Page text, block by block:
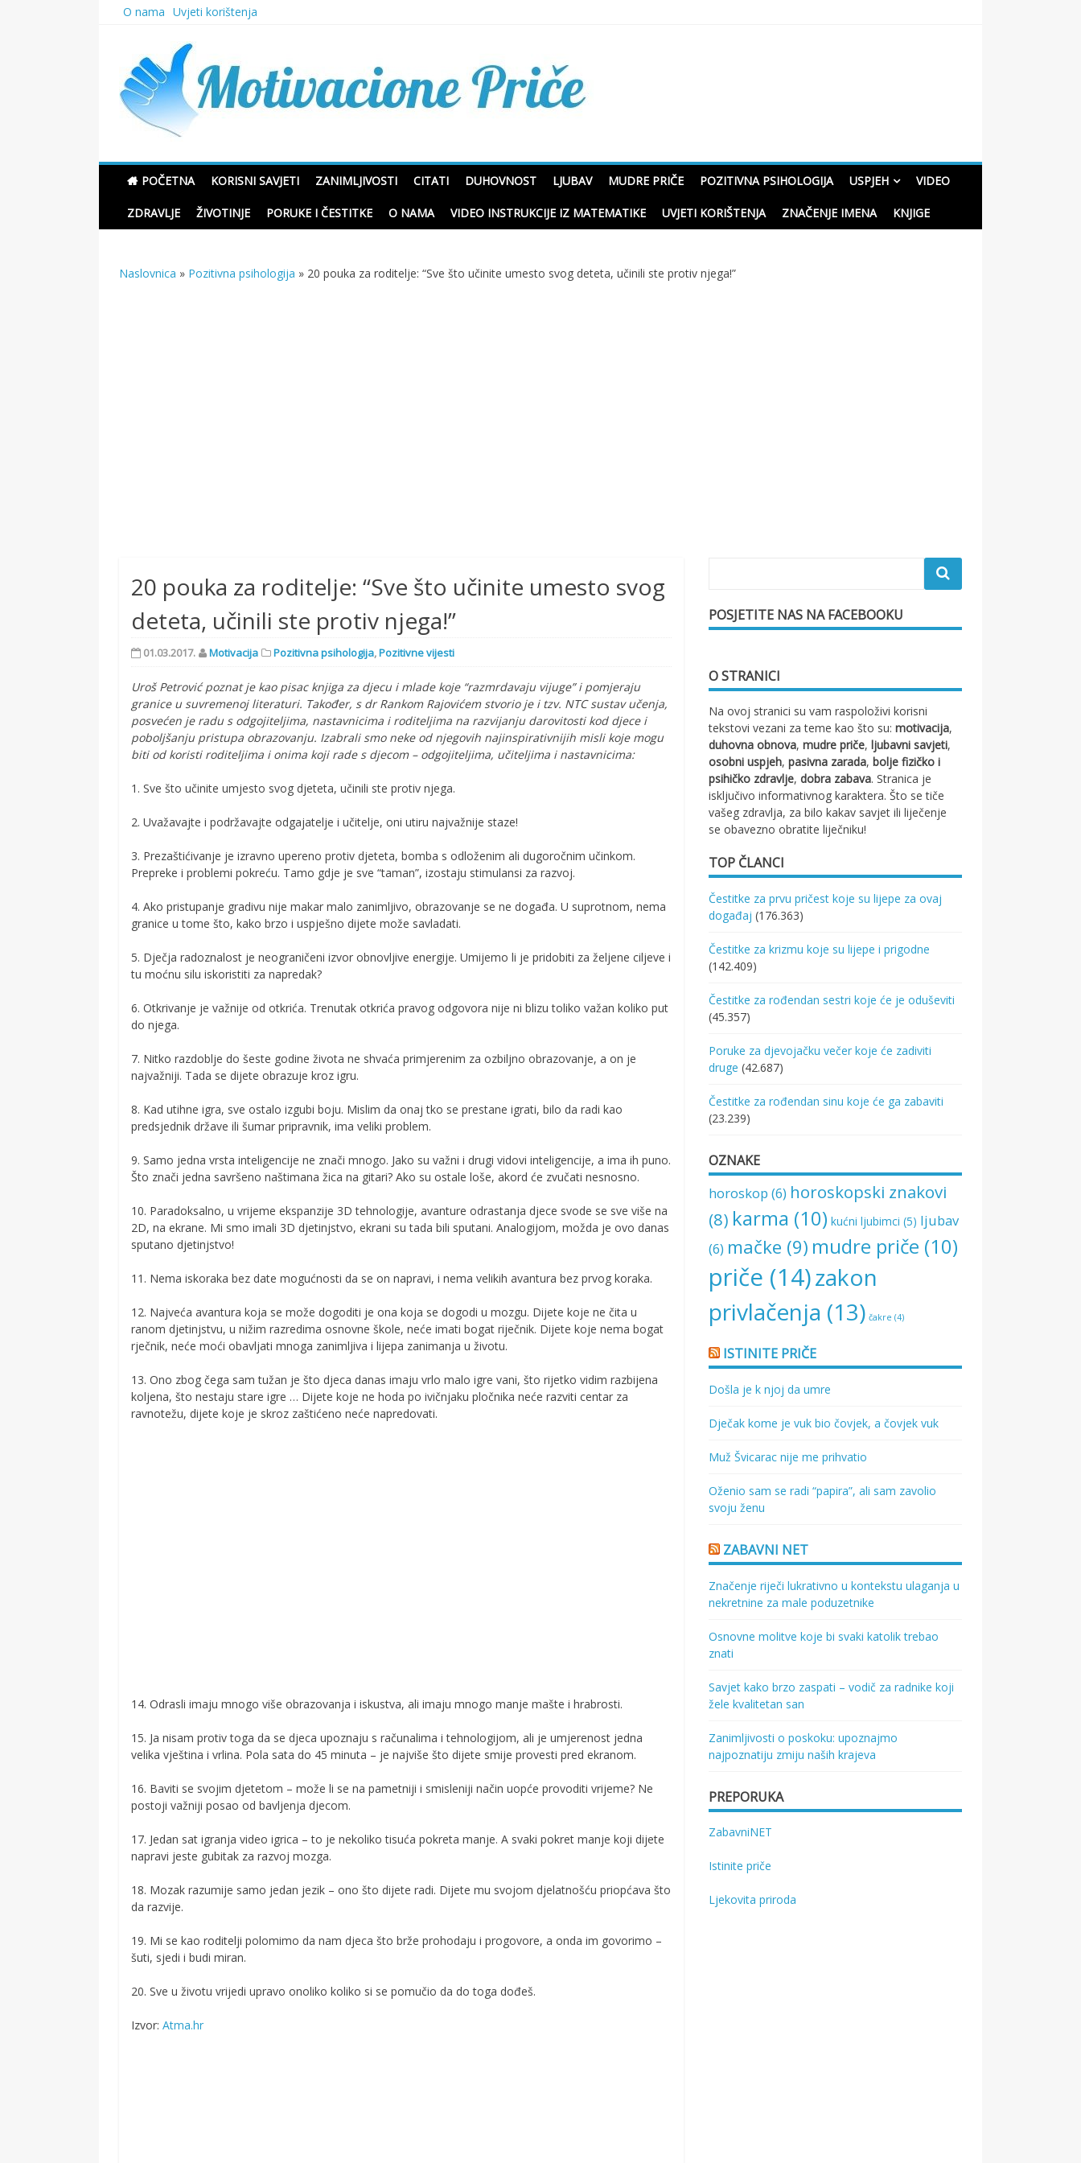
O nama Uvjeti korištenja
Motivacione Priče
POČETNA KORISNI SAVJETI ZANIMLJIVOSTI CITATI DUHOVNOST LJUBAV MUDRE PRIČE POZITIVNA PSIHOLOGIJA USPJEH VIDEO
ZDRAVLJE ŽIVOTINJE PORUKE I ČESTITKE O NAMA VIDEO INSTRUKCIJE IZ MATEMATIKE UVJETI KORIŠTENJA ZNAČENJE IMENA KNJIGE
Naslovnica » Pozitivna psihologija » 20 pouka za roditelje: “Sve što učinite umesto svog deteta, učinili ste protiv njega!”
20 pouka za roditelje: “Sve što učinite umesto svog
deteta, učinili ste protiv njega!”
01.03.2017. Motivacija Pozitivna psihologija,Pozitivne vijesti
Uroš Petrović poznat je kao pisac knjiga za djecu i mlade koje “razmrdavaju vijuge” i pomjeraju
granice u suvremenoj literaturi. Također, s dr Rankom Rajovićem stvorio je i tzv. NTC sustav učenja,
posvećen je radu s odgojiteljima, nastavnicima i roditeljima na razvijanju darovitosti kod djece i
poboljšanju pristupa obrazovanju. Izabrali smo neke od njegovih najinspirativnijih misli koje mogu
biti od koristi roditeljima i onima koji rade s djecom – odgojiteljima, učiteljima i nastavnicima:
1. Sve što učinite umjesto svog djeteta, učinili ste protiv njega.
2. Uvažavajte i podržavajte odgajatelje i učitelje, oni utiru najvažnije staze!
3. Prezaštićivanje je izravno upereno protiv djeteta, bomba s odloženim ali dugoročnim učinkom.
Prepreke i problemi pokreću. Tamo gdje je sve “taman”, izostaju stimulansi za razvoj.
4. Ako pristupanje gradivu nije makar malo zanimljivo, obrazovanje se ne događa. U suprotnom, nema
granice u tome što, kako brzo i uspješno dijete može savladati.
5. Dječja radoznalost je neograničeni izvor obnovljive energije. Umijemo li je pridobiti za željene ciljeve i
tu moćnu silu iskoristiti za napredak?
6. Otkrivanje je važnije od otkrića. Trenutak otkrića pravog odgovora nije ni blizu toliko važan koliko put
do njega.
7. Nitko razdoblje do šeste godine života ne shvaća primjerenim za ozbiljno obrazovanje, a on je
najvažniji. Tada se dijete obrazuje kroz igru.
8. Kad utihne igra, sve ostalo izgubi boju. Mislim da onaj tko se prestane igrati, bilo da radi kao
predsjednik države ili šumar pripravnik, ima veliki problem.
9. Samo jedna vrsta inteligencije ne znači mnogo. Jako su važni i drugi vidovi inteligencije, a ima ih puno.
Što znači jedna savršeno naštimana žica na gitari? Ako su ostale loše, akord će zvučati nesnosno.
10. Paradoksalno, u vrijeme ekspanzije 3D tehnologije, avanture odrastanja djece svode se sve više na
2D, na ekrane. Mi smo imali 3D djetinjstvo, ekrani su tada bili sputani. Analogijom, možda je ovo danas
sputano djetinjstvo!
11. Nema iskoraka bez date mogućnosti da se on napravi, i nema velikih avantura bez prvog koraka.
12. Najveća avantura koja se može dogoditi je ona koja se dogodi u mozgu. Dijete koje ne čita u
ranom djetinjstvu, u nižim razredima osnovne škole, neće imati bogat riječnik. Dijete koje nema bogat
rječnik, neće moći obavljati mnoga zanimljiva i lijepa zanimanja u životu.
13. Ono zbog čega sam tužan je što djeca danas imaju vrlo malo igre vani, što rijetko vidim razbijena
koljena, što nestaju stare igre … Dijete koje ne hoda po ivičnjaku pločnika neće razviti centar za
ravnotežu, dijete koje je skroz zaštićeno neće napredovati.
14. Odrasli imaju mnogo više obrazovanja i iskustva, ali imaju mnogo manje mašte i hrabrosti.
15. Ja nisam protiv toga da se djeca upoznaju s računalima i tehnologijom, ali je umjerenost jedna
velika vještina i vrlina. Pola sata do 45 minuta – je najviše što dijete smije provesti pred ekranom.
16. Baviti se svojim djetetom – može li se na pametniji i smisleniji način uopće provoditi vrijeme? Ne
postoji važniji posao od bavljenja djecom.
17. Jedan sat igranja video igrica – to je nekoliko tisuća pokreta manje. A svaki pokret manje koji dijete
napravi jeste gubitak za razvoj mozga.
18. Mozak razumije samo jedan jezik – ono što dijete radi. Dijete mu svojom djelatnošću priopćava što
da razvije.
19. Mi se kao roditelji polomimo da nam djeca što brže prohodaju i progovore, a onda im govorimo –
šuti, sjedi i budi miran.
20. Sve u životu vrijedi upravo onoliko koliko si se pomučio da do toga dođeš.
Izvor:Atma.hr
POSJETITE NAS NA FACEBOOKU
O STRANICI
Na ovoj stranici su vam raspoloživi korisni
tekstovi vezani za teme kao što su:motivacija,
duhovna obnova,mudre priče,ljubavni savjeti,
osobni uspjeh,pasivna zarada,bolje fizičko i
psihičko zdravlje,dobra zabava. Stranica je
isključivo informativnog karaktera. Što se tiče
vašeg zdravlja, za bilo kakav savjet ili liječenje
se obavezno obratite liječniku!
TOP ČLANCI
Čestitke za prvu pričest koje su lijepe za ovaj
događaj (176.363)
Čestitke za krizmu koje su lijepe i prigodne
(142.409)
Čestitke za rođendan sestri koje će je oduševiti
(45.357)
Poruke za djevojačku večer koje će zadiviti
druge (42.687)
Čestitke za rođendan sinu koje će ga zabaviti
(23.239)
OZNAKE
horoskop (6) horoskopski znakovi
(8) karma (10) kućni ljubimci (5) ljubav
(6) mačke (9) mudre priče (10)
priče (14)zakon
privlačenja (13) čakre (4)
ISTINITE PRIČE
Došla je k njoj da umre
Dječak kome je vuk bio čovjek, a čovjek vuk
Muž Švicarac nije me prihvatio
Oženio sam se radi “papira”, ali sam zavolio
svoju ženu
ZABAVNI NET
Značenje riječi lukrativno u kontekstu ulaganja u
nekretnine za male poduzetnike
Osnovne molitve koje bi svaki katolik trebao
znati
Savjet kako brzo zaspati – vodič za radnike koji
žele kvalitetan san
Zanimljivosti o poskoku: upoznajmo
najpoznatiju zmiju naših krajeva
PREPORUKA
ZabavniNET
Istinite priče
Ljekovita priroda